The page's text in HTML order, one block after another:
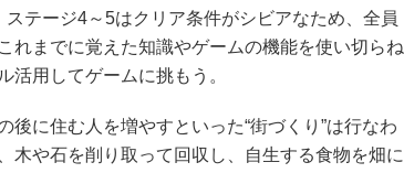
テージ4～5はクリア条件がシビアなため、全員
れまでに覚えた知識やゲームの機能を使い切らね
活用してゲームに挑もう。
に住む人を増やすといった“街づくり”は行なわ
木や石を削り取って回収し、自生する食物を畑に